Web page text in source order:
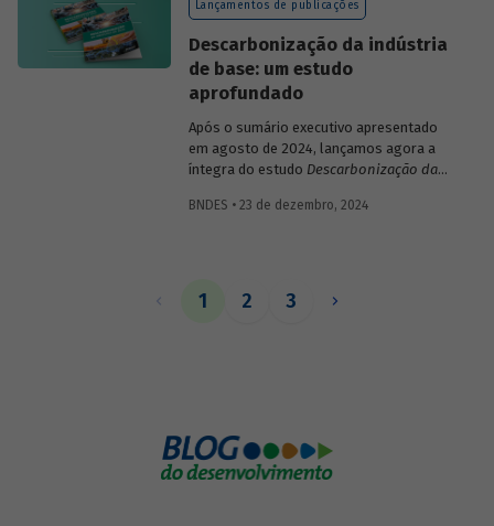
Lançamentos de publicações
Descarbonização da indústria
de base: um estudo
aprofundado
Após o sumário executivo apresentado
em agosto de 2024, lançamos agora a
íntegra do estudo Descarbonização da
abrangente de cada setor da indústria de
potenciais contribuições da indústria de
BNDES • 23 de dezembro, 2024
1 2 3